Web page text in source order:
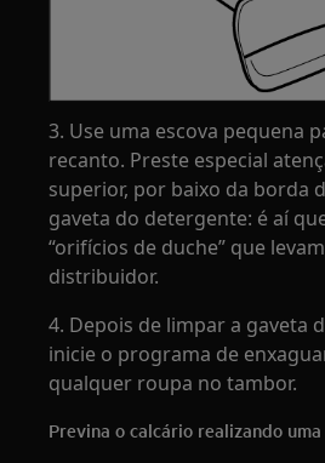
3. Use uma escova pequena
recanto. Preste especial
superior, por baixo da borda
gaveta do detergente: é aí
“orifícios de duche” que
distribuidor.
4. Depois de limpar a gaveta
inicie o programa de
qualquer roupa no tambor.
Previna o calcário realizando